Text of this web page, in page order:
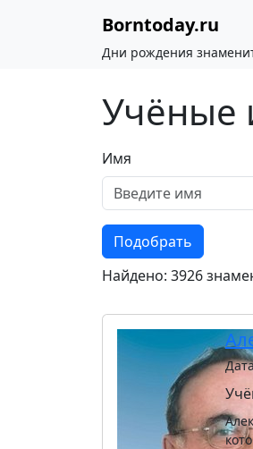
Borntoday.ru
Дни рождения
Учёные
Имя
Подобрать
Найдено: 3926